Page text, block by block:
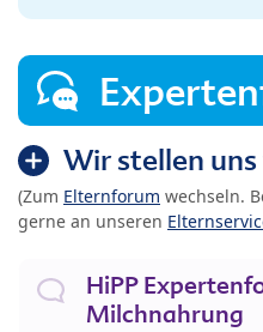
Wir stellen
(Zum Elternforum wechseln.
gerne an unseren
HiPP
Milchnahrung